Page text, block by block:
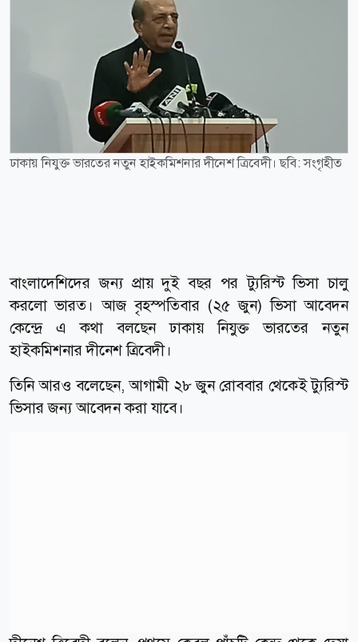
ঢাকায় নিযুক্ত ভারতের নতুন হাইকমিশনার দীনেশ ত্রিবেদী। ছবি: সংগৃহীত
বাংলাদেশিদের জন্য প্রায় দুই বছর পর ট্যুরিস্ট ভিসা চালু
করলো ভারত। আজ বৃহস্পতিবার (২৫ জুন) ভিসা আবেদন
কেন্দ্রে এ কথা বলছেন ঢাকায় নিযুক্ত ভারতের নতুন
হাইকমিশনার দীনেশ ত্রিবেদী।
তিনি আরও বলেছেন, আগামী ২৮ জুন রোববার থেকেই ট্যুরিস্ট
ভিসার জন্য আবেদন করা যাবে।